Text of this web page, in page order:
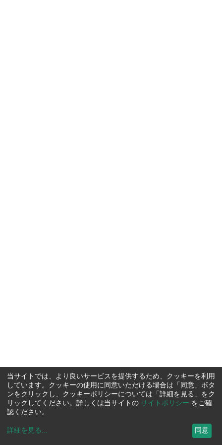
当サイトでは、より良いサービスを提供するため、クッキーを利用
しています。クッキーの使用に同意いただける場合は「同意」ボタ
ンをクリックし、クッキーポリシーについては「詳細を見る」をク
リックしてください。詳しくは当サイトの サイトポリシー をご確
認ください。
詳細を見る ... 同意